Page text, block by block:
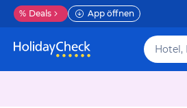
% Deals App öffnen